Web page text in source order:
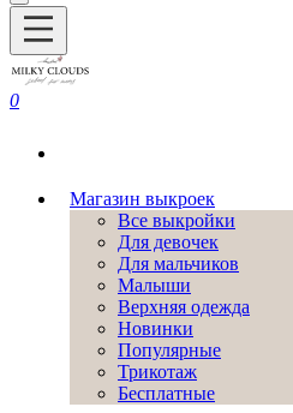
0
Магазин выкроек
Все выкройки
Для девочек
Для мальчиков
Малыши
Верхняя одежда
Новинки
Популярные
Трикотаж
Бесплатные